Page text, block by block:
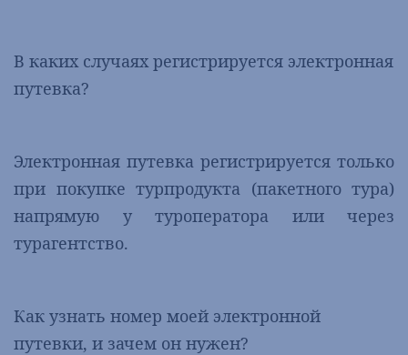
В каких случаях регистрируется электронная
путевка?
Электронная путевка регистрируется только
при покупке турпродукта (пакетного тура)
напрямую у туроператора или через
турагентство.
Как узнать номер моей электронной
путевки, и зачем он нужен?